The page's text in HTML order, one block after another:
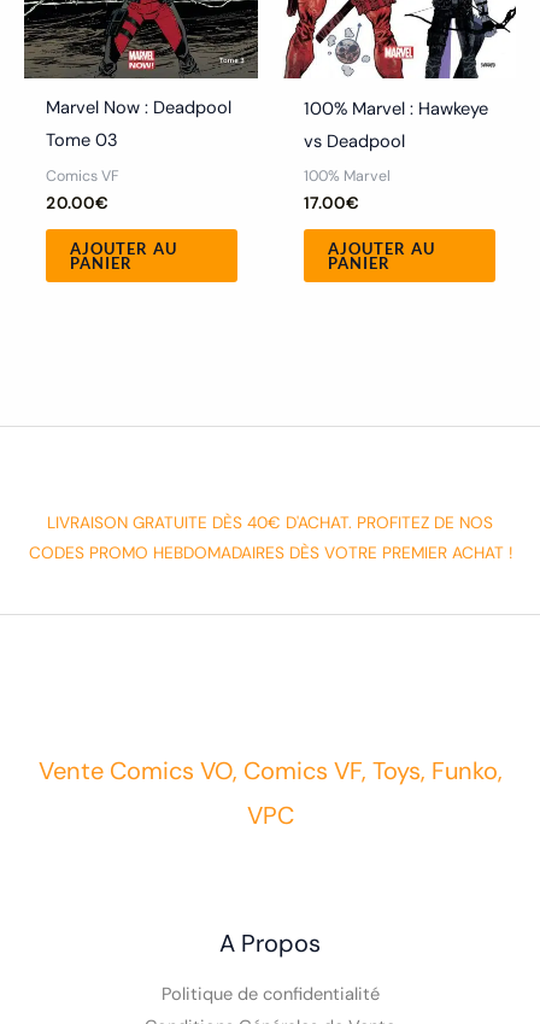
Marvel Now : Deadpool
Tome 03
Comics VF
20.00€
AJOUTER AU
PANIER
100% Marvel : Hawkeye
vs Deadpool
100% Marvel
17.00€
AJOUTER AU
PANIER
LIVRAISON GRATUITE DÈS 40€ D'ACHAT. PROFITEZ DE NOS
CODES PROMO HEBDOMADAIRES DÈS VOTRE PREMIER ACHAT !
Vente Comics VO, Comics VF, Toys, Funko,
VPC
A Propos
Politique de confidentialité